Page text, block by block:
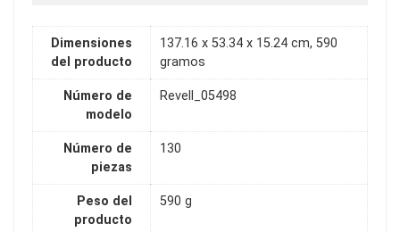
Dimensiones
del producto
137.16 x 53.34 x 15.24 cm, 590
gramos
Número de
modelo
Revell_05498
Número de
piezas
130
Peso del
producto
590 g